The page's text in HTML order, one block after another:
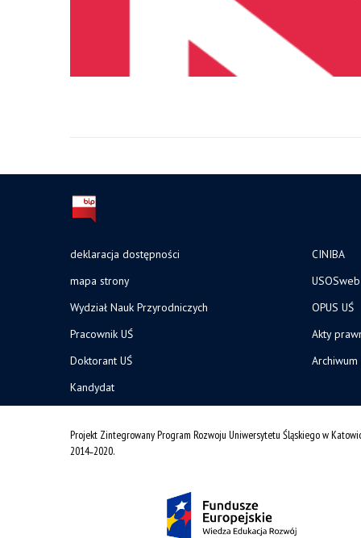
deklaracja dostępności
mapa strony
Wydział Nauk Przyrodniczych
Pracownik UŚ
Doktorant UŚ
Kandydat
CINIBA
USOSweb
OPUS UŚ
Akty
Projekt Zintegrowany Program Rozwoju Uniwersytetu Śląskiego w
2014˗2020.